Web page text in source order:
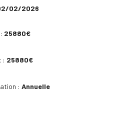
02/2026
25880€
: 25880€
: Annuelle